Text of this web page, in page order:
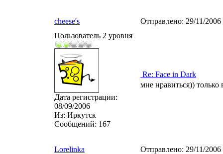
cheese's Отправлено: 29/11/
Пользователь 2 уровня
Дата регистрации:
08/09/2006
Из: Иркутск
Сообщений: 167
Re: Face in Dark
мне нравиться))
Lorelinka Отправлено: 29/11/